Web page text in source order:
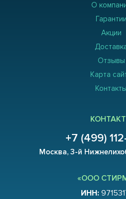
О
Гарантии
Акции
Отзывы
Карта
Контакты
+7 (499)
Москва, 3-й
«ООО
ИНН: